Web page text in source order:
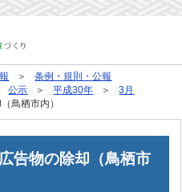
条例・規則・公報
公示 平成30年
3月
鳥栖市内）
告物の除却（鳥栖市